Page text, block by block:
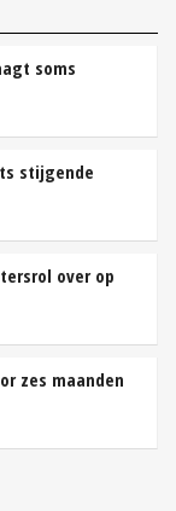
soms
stijgende
over op
zes maanden